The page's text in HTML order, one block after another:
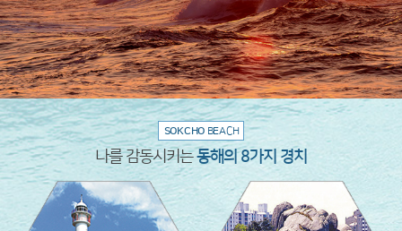
SOKCHOBEACH
나를 감동시키는동해의 8가지 경치